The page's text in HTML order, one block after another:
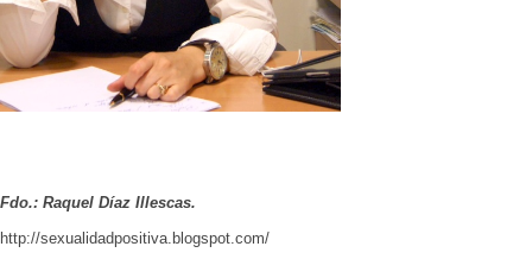
Fdo.: Raquel Díaz Illescas.
http://sexualidadpositiva.blogspot.com/